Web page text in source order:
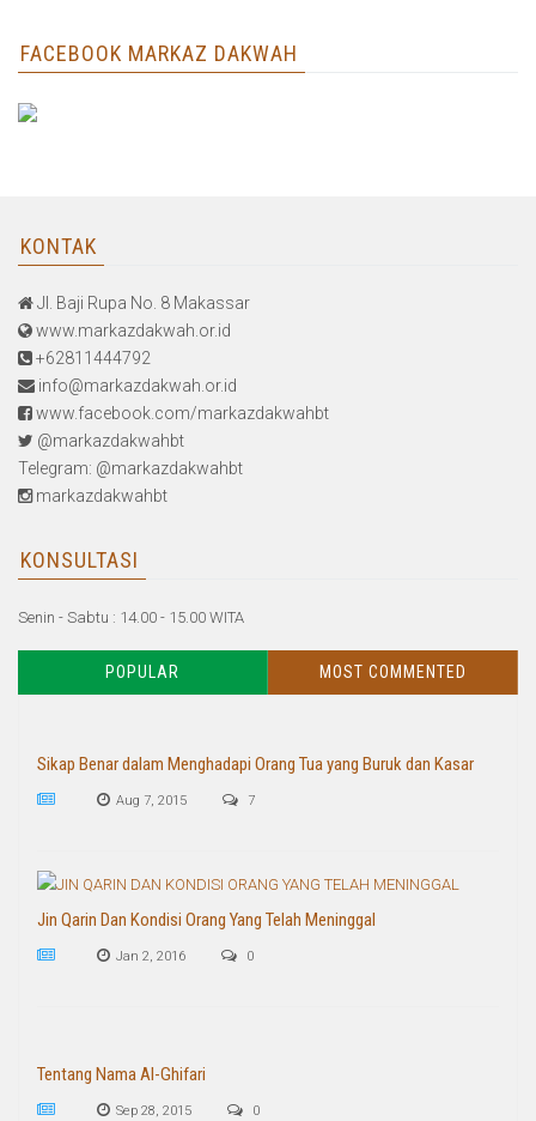
FACEBOOK MARKAZ DAKWAH
KONTAK
Jl. Baji Rupa No. 8 Makassar
www.markazdakwah.or.id
+62811444792
info@markazdakwah.or.id
www.facebook.com/markazdakwahbt
@markazdakwahbt
Telegram: @markazdakwahbt
markazdakwahbt
KONSULTASI
Senin - Sabtu : 14.00 - 15.00 WITA
POPULAR MOST COMMENTED
Sikap Benar dalam Menghadapi Orang Tua yang Buruk dan Kasar
Aug 7, 2015 7
Jin Qarin Dan Kondisi Orang Yang Telah Meninggal
Jan 2, 2016 0
Tentang Nama Al-Ghifari
Sep 28, 2015 0